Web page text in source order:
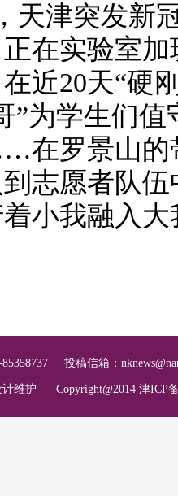
津突发新冠
在实验室
近20天“硬
”为学生们
在罗景山的
志愿者队
小我融入
投稿信箱：
维护 Copyright@2014 津ICP